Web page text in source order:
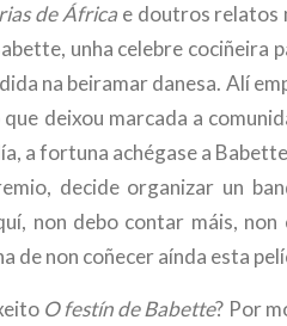
de Áfricae doutros relatos
unha celebre cociñeira
na beiramar danesa. Alí
deixou marcada a
a fortuna achégase a
decide organizar un
non debo contar máis,
de non coñecer aínda esta
O festín de Babette? Por